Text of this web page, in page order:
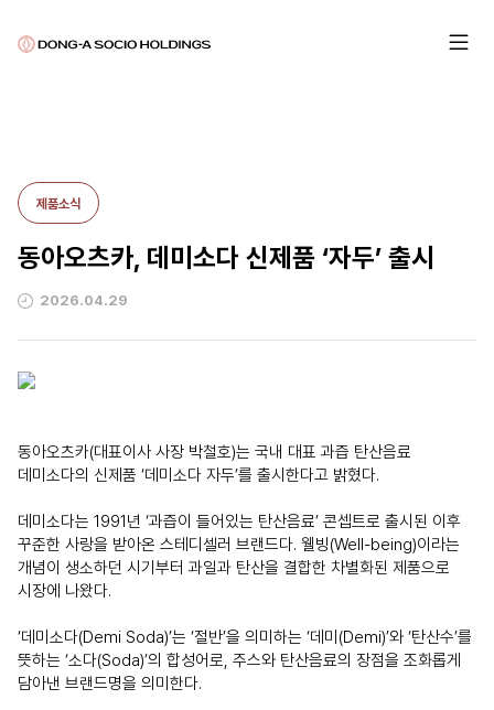
제품소식
동아오츠카, 데미소다 신제품 ‘자두’ 출시
2026.04.29
동아오츠카(대표이사 사장 박철호)는 국내 대표 과즙 탄산음료
데미소다의 신제품 ‘데미소다 자두’를 출시한다고 밝혔다.
데미소다는 1991년 ‘과즙이 들어있는 탄산음료’ 콘셉트로 출시된 이후
꾸준한 사랑을 받아온 스테디셀러 브랜드다. 웰빙(Well-being)이라는
개념이 생소하던 시기부터 과일과 탄산을 결합한 차별화된 제품으로
시장에 나왔다.
‘데미소다(Demi Soda)’는 ‘절반’을 의미하는 ‘데미(Demi)’와 ‘탄산수’를
뜻하는 ‘소다(Soda)’의 합성어로, 주스와 탄산음료의 장점을 조화롭게
담아낸 브랜드명을 의미한다.